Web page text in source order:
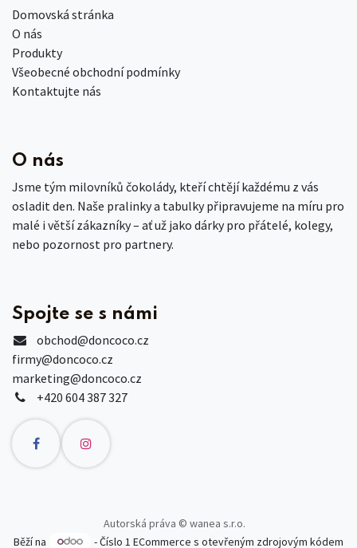
Domovská stránka
O nás
Produkty
Všeobecné obchodní podmínky
Kontaktujte nás
O nás
Jsme tým milovníků čokolády, kteří chtějí každému z vás
osladit den. Naše pralinky a tabulky připravujeme na míru pro
malé i větší zákazníky – ať už jako dárky pro přátelé, kolegy,
nebo pozornost pro partnery.
Spojte se s námi
obchod@doncoco.cz
firmy@doncoco.cz
marketing@doncoco.cz
+420 604 387 327
Autorská práva © wanea s.r.o.
Běží na
- Číslo 1ECommerce s otevřeným zdrojovým kódem